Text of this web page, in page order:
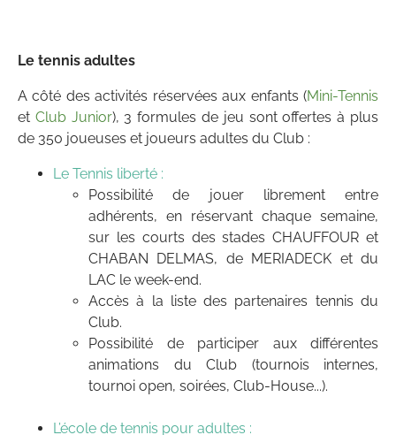
Le tennis adultes
A côté des activités réservées aux enfants (Mini-Tennis
et Club Junior), 3 formules de jeu sont offertes à plus
de 350 joueuses et joueurs adultes du Club :
Le Tennis liberté :
Possibilité de jouer librement entre
adhérents, en réservant chaque semaine,
sur les courts des stades CHAUFFOUR et
CHABAN DELMAS, de MERIADECK et du
LAC le week-end.
Accès à la liste des partenaires tennis du
Club.
Possibilité de participer aux différentes
animations du Club (tournois internes,
tournoi open, soirées, Club-House...).
L’école de tennis pour adultes :